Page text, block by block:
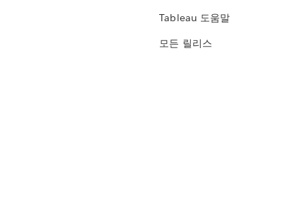
Tableau 도움말
모든 릴리스